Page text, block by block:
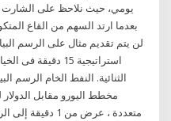
يومي، حيث نلاحظ على الشارت
لن يتم تقديم مثال على الرسم
الثنائية. النفط الخام
مخطط اليورو مقابل الدولار
متعددة ، عرض من